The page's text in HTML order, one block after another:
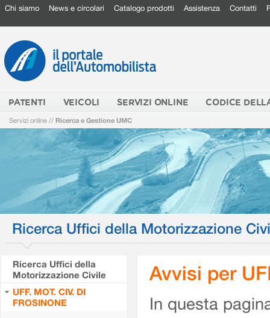
Chi siamo News e circolari Catalogo prodotti Assistenza Contatti
PATENTI VEICOLI SERVIZI ONLINE CODICE
Servizi online // Ricerca e Gestione UMC
Ricerca Uffici della Motorizzazione
Ricerca Uffici della
Motorizzazione Civile
UFF. MOT. CIV. DI
FROSINONE
Avvisi per
In questa